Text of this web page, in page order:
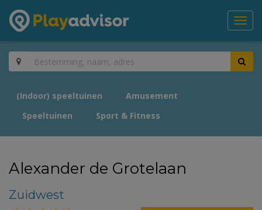
(Indoor) speeltuinen
Amusement
Speeltuinen
Sport & Fitness
Alexander de Grotelaan
Zuidwest